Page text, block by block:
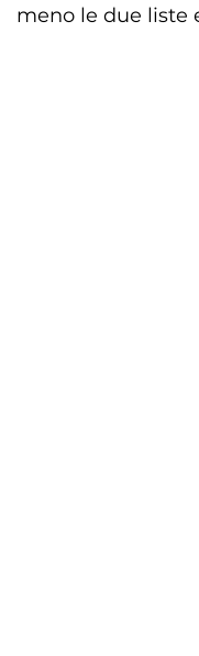
meno le due liste